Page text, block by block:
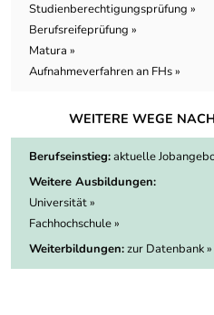
Studienberechtigungsprüfung »
Berufsreifeprüfung »
Matura »
Aufnahmeverfahren an FHs »
WEITERE WEGE
Berufseinstieg:aktuelle
Weitere Ausbildungen:
Universität »
Fachhochschule »
Weiterbildungen:zur Datenbank »